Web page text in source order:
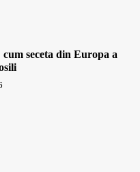
seceta din Europa a